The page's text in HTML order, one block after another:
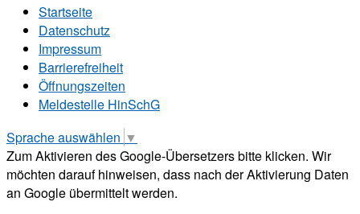
Startseite
Datenschutz
Impressum
Barrierefreiheit
Öffnungszeiten
Meldestelle HinSchG
Sprache auswählen ▼
Zum Aktivieren des Google-Übersetzers bitte klicken. Wir
möchten darauf hinweisen, dass nach der Aktivierung Daten
an Google übermittelt werden.